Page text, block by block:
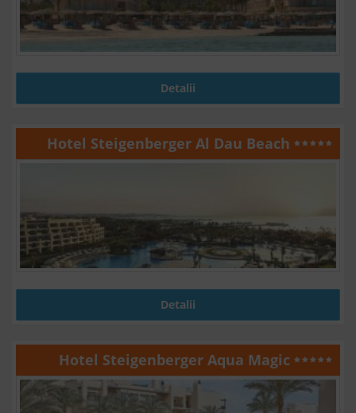
Detalii
Hotel Steigenberger Al Dau Beach
Detalii
Hotel Steigenberger Aqua Magic